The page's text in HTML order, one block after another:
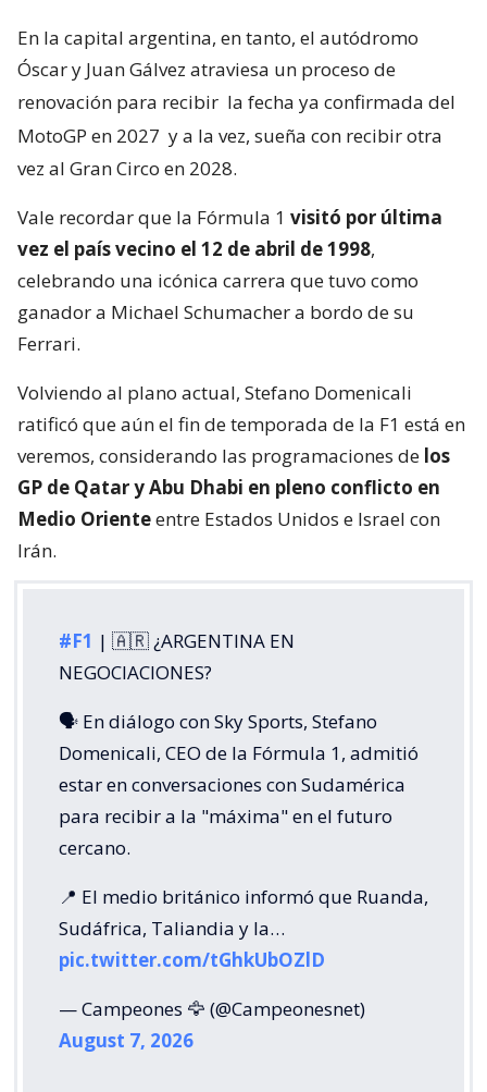
En la capital argentina, en tanto, el autódromo
Óscar y Juan Gálvez atraviesa un proceso de
renovación para recibir la fecha ya confirmada del
MotoGP en 2027 y a la vez, sueña con recibir otra
vez al Gran Circo en 2028.
Vale recordar que la Fórmula 1 visitó por última
vez el país vecino el 12 de abril de 1998,
celebrando una icónica carrera que tuvo como
ganador a Michael Schumacher a bordo de su
Ferrari.
Volviendo al plano actual, Stefano Domenicali
ratificó que aún el fin de temporada de la F1 está en
veremos, considerando las programaciones de los
GP de Qatar y Abu Dhabi en pleno conflicto en
Medio Orienteentre Estados Unidos e Israel con
Irán.
#F1 | 🇦🇷 ¿ARGENTINA EN
NEGOCIACIONES?
🗣️ En diálogo con Sky Sports, Stefano
Domenicali, CEO de la Fórmula 1, admitió
estar en conversaciones con Sudamérica
para recibir a la "máxima" en el futuro
cercano.
📍 El medio británico informó que Ruanda,
Sudáfrica, Taliandia y la…
pic.twitter.com/tGhkUbOZlD
— Campeones 🦅 (@Campeonesnet)
August 7, 2026